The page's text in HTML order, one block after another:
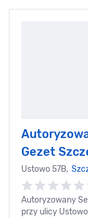
Gezet
Ustowo 57B,
Autoryzowany
przy ulicy